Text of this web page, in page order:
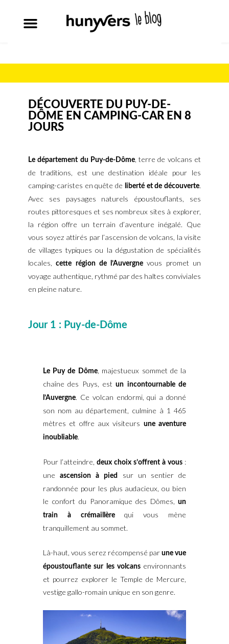
DÉCOUVERTE DU PUY-DE-
DÔME EN CAMPING-CAR EN 8
JOURS
Le département du Puy-de-Dôme, terre de volcans et
de traditions, est une destination idéale pour les
camping-caristes en quête de liberté et de découverte.
Avec ses paysages naturels époustouflants, ses
routes pittoresques et ses nombreux sites à explorer,
la région offre un terrain d’aventure inégalé. Que
vous soyez attirés par l’ascension de volcans, la visite
de villages typiques ou la dégustation de spécialités
locales,cette région de l’Auvergne vous promet un
voyage authentique, rythmé par des haltes conviviales
en pleine nature.
Jour 1 : Puy-de-Dôme
Le Puy de Dôme, majestueux sommet de la
chaîne des Puys, estun incontournable de
l’Auvergne. Ce volcan endormi, qui a donné
son nom au département, culmine à 1 465
mètres et offre aux visiteurs une aventure
inoubliable.
Pour l’atteindre, deux choix s’offrent à vous :
une ascension à pied
sur un sentier de
randonnée pour les plus audacieux, ou bien
le confort du Panoramique des Dômes,un
train à crémaillèrequi vous mène
tranquillement au sommet.
Là-haut, vous serez récompensé parune vue
époustouflante sur les volcansenvironnants
et pourrez explorer le Temple de Mercure,
vestige gallo-romain unique en son genre.